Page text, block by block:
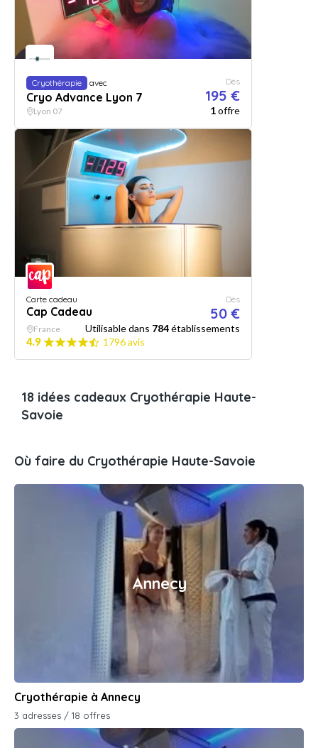
Cryothérapie avec
Cryo Advance Lyon 7
Dès
195 €
Lyon 07 1offre
Carte cadeau
Cap Cadeau
Dès
50 €
France Utilisable dans 784établissements
4.9
1796 avis
18 idées cadeaux Cryothérapie Haute-
Savoie
Où faire du Cryothérapie Haute-Savoie
Annecy
Cryothérapie à Annecy
3 adresses / 18 offres